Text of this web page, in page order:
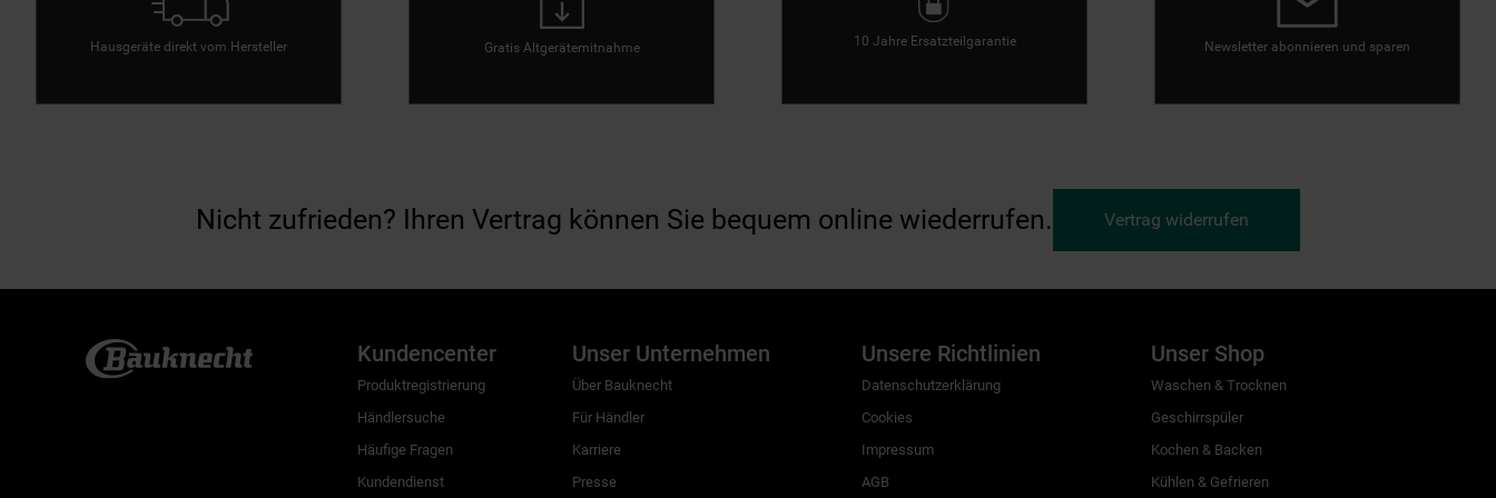
Hausgeräte direkt vom Hersteller Gratis Altgerätemitnahme 10 Jahre Ersatzteilgarantie Newsletter abonnieren und sparen
Nicht zufrieden? Ihren Vertrag können Sie bequem online wiederrufen. Vertrag widerrufen
Kundencenter
Produktregistrierung
Händlersuche
Häufige Fragen
Kundendienst
Unser Unternehmen
Über Bauknecht
Für Händler
Karriere
Presse
Unsere Richtlinien
Datenschutzerklärung
Cookies
Impressum
AGB
Unser Shop
Waschen & Trocknen
Geschirrspüler
Kochen & Backen
Kühlen & Gefrieren